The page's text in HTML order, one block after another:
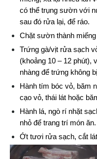
có thể trụng sườn với
sau đó rửa lại, để ráo.
Chặt sườn thành
Trứng gà/vịt rửa sạch
(khoảng 10 – 12 phút),
nhàng để trứng không
Hành tím bóc vỏ, băm
cạo vỏ, thái lát hoặc
Hành lá, ngò rí nhặt
nhỏ để trang trí món ăn.
Ớt tươi rửa sạch, cắt